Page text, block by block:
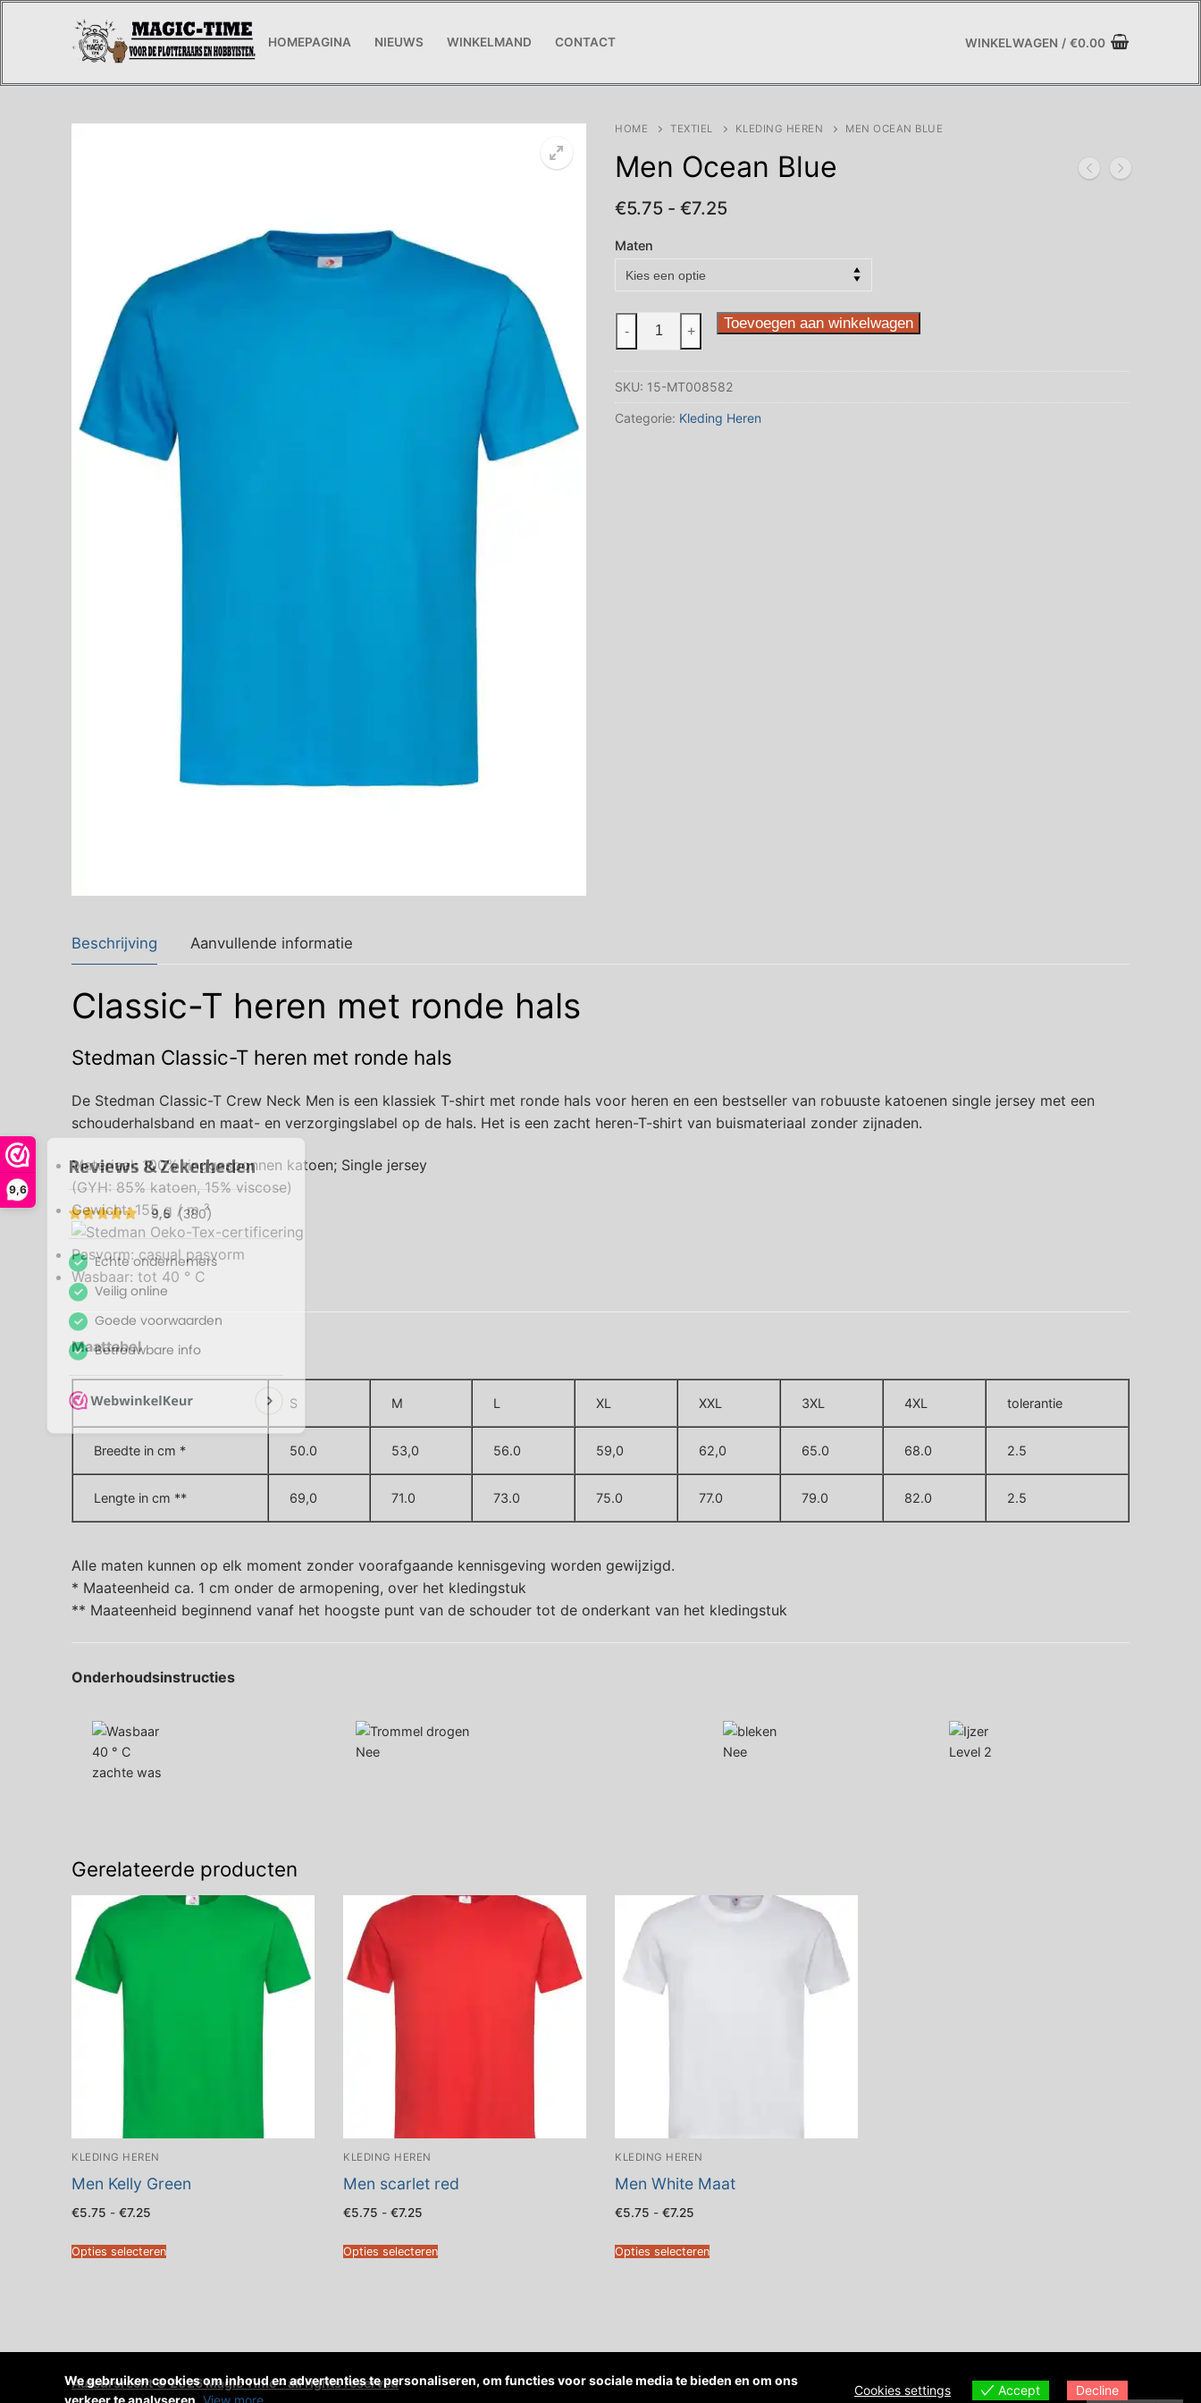
9,6
HOMEPAGINA NIEUWS WINKELMAND CONTACT WINKELWAGEN / €0.00
HOME TEXTIEL KLEDING HEREN MEN OCEAN BLUE
Men Ocean Blue
€5.75 - €7.25Prijsklasse:
Maten
Ocean
aantal
- + Toevoegen aan winkelwagen
SKU: 15-MT008582
Categorie: Kleding Heren
Beschrijving Aanvullende informatie
Classic-T heren met ronde hals
Stedman Classic-T heren met ronde hals
De Stedman Classic-T Crew Neck Men is een klassiek T-shirt met ronde hals voor heren en een bestseller van robuuste katoenen single jersey met een
schouderhalsband en maat- en verzorgingslabel op de hals. Het is een zacht heren-T-shirt van buismateriaal zonder zijnaden.
Materiaal: 100% ringgesponnen katoen; Single jersey
(GYH: 85% katoen, 15% viscose)
Gewicht: 155 g / m ²
Pasvorm: casual pasvorm
Wasbaar: tot 40 ° C
Maattabel
S M L XL XXL 3XL 4XL tolerantie
Breedte in cm * 50.0 53,0 56.0 59,0 62,0 65.0 68.0 2.5
Lengte in cm ** 69,0 71.0 73.0 75.0 77.0 79.0 82.0 2.5
Alle maten kunnen op elk moment zonder voorafgaande kennisgeving worden gewijzigd.
* Maateenheid ca. 1 cm onder de armopening, over het kledingstuk
** Maateenheid beginnend vanaf het hoogste punt van de schouder tot de onderkant van het kledingstuk
Onderhoudsinstructies
40 ° C
zachte was
Nee Nee Level 2
Gerelateerde producten
KLEDING HEREN
Men Kelly Green
€5.75 - €7.25
€7.25
Opties selecteren
KLEDING HEREN
Men scarlet red
€5.75 - €7.25
€7.25
Opties selecteren
KLEDING HEREN
Men White Maat
€5.75 - €7.25
€7.25
Opties selecteren
Auteursrecht © 2026 Magic Time – all rights reserved
We gebruiken cookies om inhoud en advertenties te personaliseren, om functies voor sociale media te bieden en om ons
verkeer te analyseren. View more
Cookies settings Accept Decline